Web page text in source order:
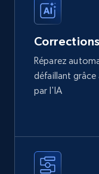
Réparez
défaillant
par l'IA